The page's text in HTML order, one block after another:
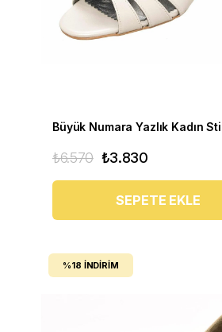
₺3.830
₺6.570
SEPETE EKLE
%18 İNDIRIM